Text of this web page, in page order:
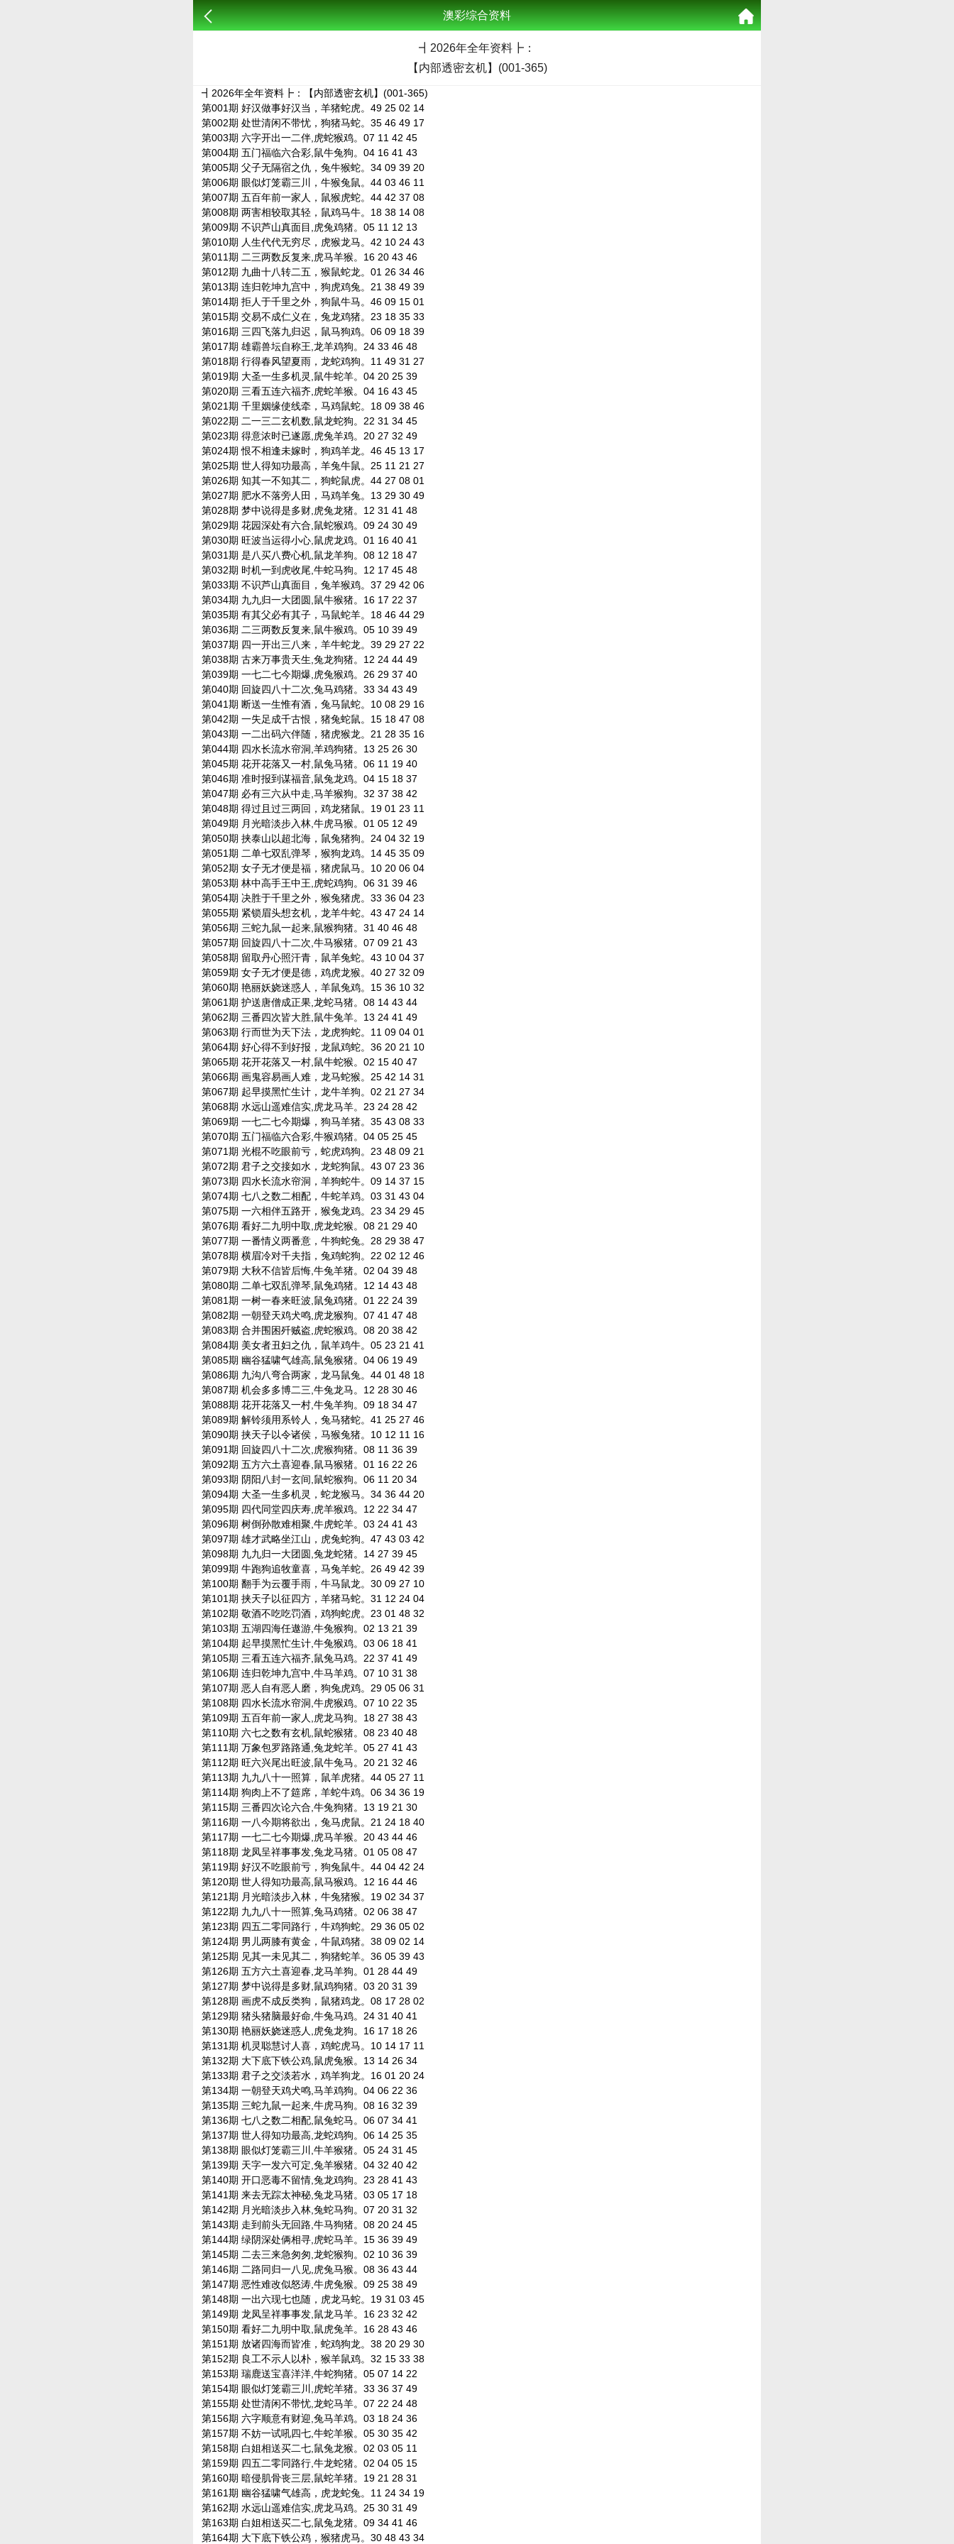
澳彩综合资料
┫ 2026年全年资料┣：
【内部透密玄机】(001-365)
┫2026年全年资料┣：【内部透密玄机】(001-365)
第001期 好汉做事好汉当，羊猪蛇虎。49 25 02 14
第002期 处世清闲不带忧，狗猪马蛇。35 46 49 17
第003期 六字开出一二伴,虎蛇猴鸡。07 11 42 45
第004期 五门福临六合彩,鼠牛兔狗。04 16 41 43
第005期 父子无隔宿之仇，兔牛猴蛇。34 09 39 20
第006期 眼似灯笼霸三川，牛猴兔鼠。44 03 46 11
第007期 五百年前一家人，鼠猴虎蛇。44 42 37 08
第008期 两害相较取其轻，鼠鸡马牛。18 38 14 08
第009期 不识芦山真面目,虎兔鸡猪。05 11 12 13
第010期 人生代代无穷尽，虎猴龙马。42 10 24 43
第011期 二三两数反复来,虎马羊猴。16 20 43 46
第012期 九曲十八转二五，猴鼠蛇龙。01 26 34 46
第013期 连归乾坤九宫中，狗虎鸡兔。21 38 49 39
第014期 拒人于千里之外，狗鼠牛马。46 09 15 01
第015期 交易不成仁义在，兔龙鸡猪。23 18 35 33
第016期 三四飞落九归迟，鼠马狗鸡。06 09 18 39
第017期 雄霸兽坛自称王,龙羊鸡狗。24 33 46 48
第018期 行得春风望夏雨，龙蛇鸡狗。11 49 31 27
第019期 大圣一生多机灵,鼠牛蛇羊。04 20 25 39
第020期 三看五连六福齐,虎蛇羊猴。04 16 43 45
第021期 千里姻缘使线牵，马鸡鼠蛇。18 09 38 46
第022期 二一三二玄机数,鼠龙蛇狗。22 31 34 45
第023期 得意浓时已遂愿,虎兔羊鸡。20 27 32 49
第024期 恨不相逢未嫁时，狗鸡羊龙。46 45 13 17
第025期 世人得知功最高，羊兔牛鼠。25 11 21 27
第026期 知其一不知其二，狗蛇鼠虎。44 27 08 01
第027期 肥水不落旁人田，马鸡羊兔。13 29 30 49
第028期 梦中说得是多财,虎兔龙猪。12 31 41 48
第029期 花园深处有六合,鼠蛇猴鸡。09 24 30 49
第030期 旺波当运得小心,鼠虎龙鸡。01 16 40 41
第031期 是八买八费心机,鼠龙羊狗。08 12 18 47
第032期 时机一到虎收尾,牛蛇马狗。12 17 45 48
第033期 不识芦山真面目，兔羊猴鸡。37 29 42 06
第034期 九九归一大团圆,鼠牛猴猪。16 17 22 37
第035期 有其父必有其子，马鼠蛇羊。18 46 44 29
第036期 二三两数反复来,鼠牛猴鸡。05 10 39 49
第037期 四一开出三八来，羊牛蛇龙。39 29 27 22
第038期 古来万事贵天生,兔龙狗猪。12 24 44 49
第039期 一七二七今期爆,虎兔猴鸡。26 29 37 40
第040期 回旋四八十二次,兔马鸡猪。33 34 43 49
第041期 断送一生惟有酒，兔马鼠蛇。10 08 29 16
第042期 一失足成千古恨，猪兔蛇鼠。15 18 47 08
第043期 一二出码六伴随，猪虎猴龙。21 28 35 16
第044期 四水长流水帘洞,羊鸡狗猪。13 25 26 30
第045期 花开花落又一村,鼠兔马猪。06 11 19 40
第046期 准时报到谋福音,鼠兔龙鸡。04 15 18 37
第047期 必有三六从中走,马羊猴狗。32 37 38 42
第048期 得过且过三两回，鸡龙猪鼠。19 01 23 11
第049期 月光暗淡步入林,牛虎马猴。01 05 12 49
第050期 挟泰山以超北海，鼠兔猪狗。24 04 32 19
第051期 二单七双乱弹琴，猴狗龙鸡。14 45 35 09
第052期 女子无才便是福，猪虎鼠马。10 20 06 04
第053期 林中高手王中王,虎蛇鸡狗。06 31 39 46
第054期 决胜于千里之外，猴兔猪虎。33 36 04 23
第055期 紧锁眉头想玄机，龙羊牛蛇。43 47 24 14
第056期 三蛇九鼠一起来,鼠猴狗猪。31 40 46 48
第057期 回旋四八十二次,牛马猴猪。07 09 21 43
第058期 留取丹心照汗青，鼠羊兔蛇。43 10 04 37
第059期 女子无才便是德，鸡虎龙猴。40 27 32 09
第060期 艳丽妖娆迷惑人，羊鼠兔鸡。15 36 10 32
第061期 护送唐僧成正果,龙蛇马猪。08 14 43 44
第062期 三番四次皆大胜,鼠牛兔羊。13 24 41 49
第063期 行而世为天下法，龙虎狗蛇。11 09 04 01
第064期 好心得不到好报，龙鼠鸡蛇。36 20 21 10
第065期 花开花落又一村,鼠牛蛇猴。02 15 40 47
第066期 画鬼容易画人难，龙马蛇猴。25 42 14 31
第067期 起早摸黑忙生计，龙牛羊狗。02 21 27 34
第068期 水远山遥难信实,虎龙马羊。23 24 28 42
第069期 一七二七今期爆，狗马羊猪。35 43 08 33
第070期 五门福临六合彩,牛猴鸡猪。04 05 25 45
第071期 光棍不吃眼前亏，蛇虎鸡狗。23 48 09 21
第072期 君子之交接如水，龙蛇狗鼠。43 07 23 36
第073期 四水长流水帘洞，羊狗蛇牛。09 14 37 15
第074期 七八之数二相配，牛蛇羊鸡。03 31 43 04
第075期 一六相伴五路开，猴兔龙鸡。23 34 29 45
第076期 看好二九明中取,虎龙蛇猴。08 21 29 40
第077期 一番情义两番意，牛狗蛇兔。28 29 38 47
第078期 横眉冷对千夫指，兔鸡蛇狗。22 02 12 46
第079期 大秋不信皆后悔,牛兔羊猪。02 04 39 48
第080期 二单七双乱弹琴,鼠兔鸡猪。12 14 43 48
第081期 一树一春来旺波,鼠兔鸡猪。01 22 24 39
第082期 一朝登天鸡犬鸣,虎龙猴狗。07 41 47 48
第083期 合并围困歼贼盗,虎蛇猴鸡。08 20 38 42
第084期 美女者丑妇之仇，鼠羊鸡牛。05 23 21 41
第085期 幽谷猛啸气雄高,鼠兔猴猪。04 06 19 49
第086期 九沟八弯合两家，龙马鼠兔。44 01 48 18
第087期 机会多多博二三,牛兔龙马。12 28 30 46
第088期 花开花落又一村,牛兔羊狗。09 18 34 47
第089期 解铃须用系铃人，兔马猪蛇。41 25 27 46
第090期 挟天子以令诸侯，马猴兔猪。10 12 11 16
第091期 回旋四八十二次,虎猴狗猪。08 11 36 39
第092期 五方六土喜迎春,鼠马猴猪。01 16 22 26
第093期 阴阳八封一玄间,鼠蛇猴狗。06 11 20 34
第094期 大圣一生多机灵，蛇龙猴马。34 36 44 20
第095期 四代同堂四庆寿,虎羊猴鸡。12 22 34 47
第096期 树倒孙散难相聚,牛虎蛇羊。03 24 41 43
第097期 雄才武略坐江山，虎兔蛇狗。47 43 03 42
第098期 九九归一大团圆,兔龙蛇猪。14 27 39 45
第099期 牛跑狗追牧童喜，马兔羊蛇。26 49 42 39
第100期 翻手为云覆手雨，牛马鼠龙。30 09 27 10
第101期 挟天子以征四方，羊猪马蛇。31 12 24 04
第102期 敬酒不吃吃罚酒，鸡狗蛇虎。23 01 48 32
第103期 五湖四海任遨游,牛兔猴狗。02 13 21 39
第104期 起早摸黑忙生计,牛兔猴鸡。03 06 18 41
第105期 三看五连六福齐,鼠兔马鸡。22 37 41 49
第106期 连归乾坤九宫中,牛马羊鸡。07 10 31 38
第107期 恶人自有恶人磨，狗兔虎鸡。29 05 06 31
第108期 四水长流水帘洞,牛虎猴鸡。07 10 22 35
第109期 五百年前一家人,虎龙马狗。18 27 38 43
第110期 六七之数有玄机,鼠蛇猴猪。08 23 40 48
第111期 万象包罗路路通,兔龙蛇羊。05 27 41 43
第112期 旺六兴尾出旺波,鼠牛兔马。20 21 32 46
第113期 九九八十一照算，鼠羊虎猪。44 05 27 11
第114期 狗肉上不了筵席，羊蛇牛鸡。06 34 36 19
第115期 三番四次论六合,牛兔狗猪。13 19 21 30
第116期 一八今期将欲出，兔马虎鼠。21 24 18 40
第117期 一七二七今期爆,虎马羊猴。20 43 44 46
第118期 龙凤呈祥事事发,兔龙马猪。01 05 08 47
第119期 好汉不吃眼前亏，狗兔鼠牛。44 04 42 24
第120期 世人得知功最高,鼠马猴鸡。12 16 44 46
第121期 月光暗淡步入林，牛兔猪猴。19 02 34 37
第122期 九九八十一照算,兔马鸡猪。02 06 38 47
第123期 四五二零同路行，牛鸡狗蛇。29 36 05 02
第124期 男儿两膝有黄金，牛鼠鸡猪。38 09 02 14
第125期 见其一未见其二，狗猪蛇羊。36 05 39 43
第126期 五方六土喜迎春,龙马羊狗。01 28 44 49
第127期 梦中说得是多财,鼠鸡狗猪。03 20 31 39
第128期 画虎不成反类狗，鼠猪鸡龙。08 17 28 02
第129期 猪头猪脑最好命,牛兔马鸡。24 31 40 41
第130期 艳丽妖娆迷惑人,虎兔龙狗。16 17 18 26
第131期 机灵聪慧讨人喜，鸡蛇虎马。10 14 17 11
第132期 大下底下铁公鸡,鼠虎兔猴。13 14 26 34
第133期 君子之交淡若水，鸡羊狗龙。16 01 20 24
第134期 一朝登天鸡犬鸣,马羊鸡狗。04 06 22 36
第135期 三蛇九鼠一起来,牛虎马狗。08 16 32 39
第136期 七八之数二相配,鼠兔蛇马。06 07 34 41
第137期 世人得知功最高,龙蛇鸡狗。06 14 25 35
第138期 眼似灯笼霸三川,牛羊猴猪。05 24 31 45
第139期 天字一发六可定,兔羊猴猪。04 32 40 42
第140期 开口恶毒不留情,兔龙鸡狗。23 28 41 43
第141期 来去无踪太神秘,兔龙马猪。03 05 17 18
第142期 月光暗淡步入林,兔蛇马狗。07 20 31 32
第143期 走到前头无回路,牛马狗猪。08 20 24 45
第144期 绿阴深处俩相寻,虎蛇马羊。15 36 39 49
第145期 二去三来急匆匆,龙蛇猴狗。02 10 36 39
第146期 二路同归一八见,虎兔马猴。08 36 43 44
第147期 恶性难改似怒涛,牛虎兔猴。09 25 38 49
第148期 一出六现七也随，虎龙马蛇。19 31 03 45
第149期 龙凤呈祥事事发,鼠龙马羊。16 23 32 42
第150期 看好二九明中取,鼠虎兔羊。16 28 43 46
第151期 放诸四海而皆准，蛇鸡狗龙。38 20 29 30
第152期 良工不示人以朴，猴羊鼠鸡。32 15 33 38
第153期 瑞鹿送宝喜洋洋,牛蛇狗猪。05 07 14 22
第154期 眼似灯笼霸三川,虎蛇羊猪。33 36 37 49
第155期 处世清闲不带忧,龙蛇马羊。07 22 24 48
第156期 六字顺意有财迎,兔马羊鸡。03 18 24 36
第157期 不妨一试吼四七,牛蛇羊猴。05 30 35 42
第158期 白姐相送买二七,鼠兔龙猴。02 03 05 11
第159期 四五二零同路行,牛龙蛇猪。02 04 05 15
第160期 暗侵肌骨丧三层,鼠蛇羊猪。19 21 28 31
第161期 幽谷猛啸气雄高，虎龙蛇兔。11 24 34 19
第162期 水远山遥难信实,虎龙马鸡。25 30 31 49
第163期 白姐相送买二七,鼠兔龙猪。09 34 41 46
第164期 大下底下铁公鸡，猴猪虎马。30 48 43 34